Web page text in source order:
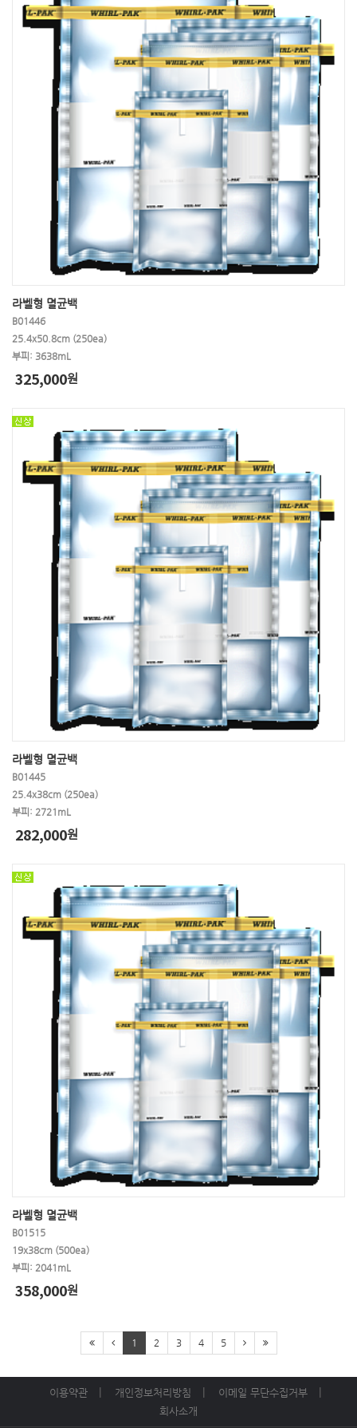
라벨형 멸균백
B01446
25.4x50.8cm (250ea)
부피: 3638mL
325,000원
라벨형 멸균백
B01445
25.4x38cm (250ea)
부피: 2721mL
282,000원
라벨형 멸균백
B01515
19x38cm (500ea)
부피: 2041mL
358,000원
1 2 3 4 5
이용약관 개인정보처리방침
이메일 무단수집거부
회사소개